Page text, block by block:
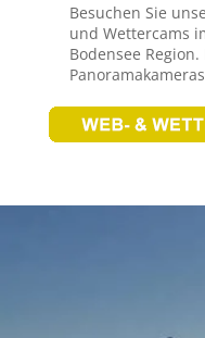
Besuchen Sie
und Wettercams
Bodensee